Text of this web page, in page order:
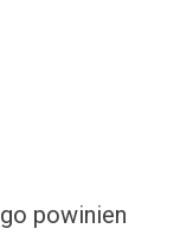
powinien